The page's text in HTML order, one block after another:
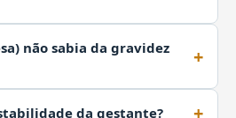
garante à gestante
não sabia da gravidez
da gestante?